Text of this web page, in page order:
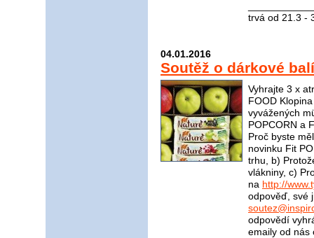
trvá od 21.3 -
04.01.2016
Soutěž o dárkové
Vyhrajte 3 x
FOOD
vyvážených
POPCORN a
Proč byste
novinku Fit
trhu, b)
vlákniny, c)
na http://
odpověď, své
odpovědí
emaily od nás